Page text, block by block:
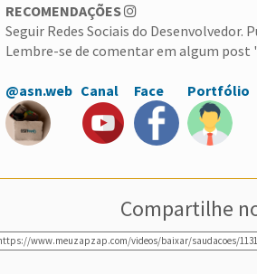
RECOMENDAÇÕES
Seguir Redes Sociais do Desenvolvedor.
Lembre-se de comentar em algum post
@asn.web Canal Face Portfólio
Compartilhe